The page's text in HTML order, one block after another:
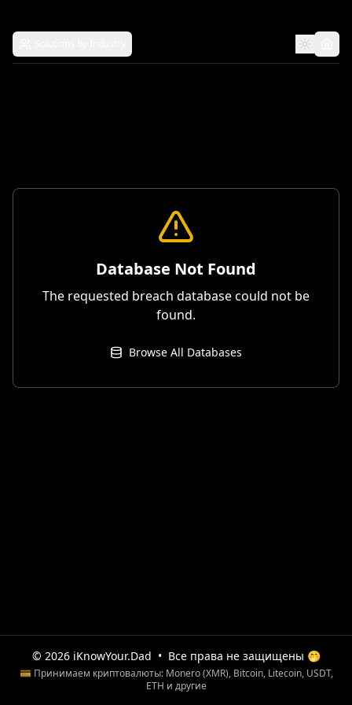
Database Not Found
The requested breach database could not be
found.
Browse All Databases
© 2026 iKnowYour.Dad • Все права не защищены 🤭
💳 Принимаем криптовалюты: Monero (XMR), Bitcoin, Litecoin, USDT,
ETH и другие